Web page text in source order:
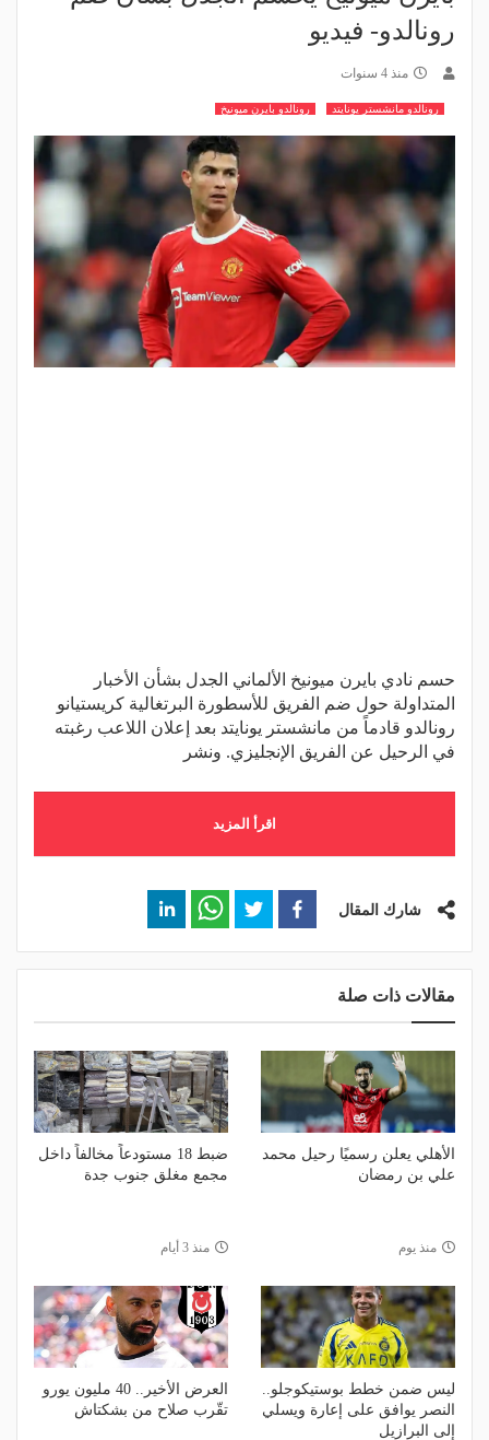
رونالدو- فيديو
منذ 4 سنوات
رونالدو مانشستر يونايتد رونالدو بايرن ميونيخ
حسم نادي بايرن ميونيخ الألماني الجدل بشأن الأخبار
المتداولة حول ضم الفريق للأسطورة البرتغالية كريستيانو
رونالدو قادماً من مانشستر يونايتد بعد إعلان اللاعب رغبته
في الرحيل عن الفريق الإنجليزي. ونشر
اقرأ المزيد
شارك المقال
مقالات ذات صلة
الأهلي يعلن رسميًا رحيل محمد
علي بن رمضان
منذ يوم
ضبط 18 مستودعاً مخالفاً داخل
مجمع مغلق جنوب جدة
منذ 3 أيام
ليس ضمن خطط بوستيكوجلو..
النصر يوافق على إعارة ويسلي
إلى البرازيل
العرض الأخير.. 40 مليون يورو
تقّرب صلاح من بشكتاش